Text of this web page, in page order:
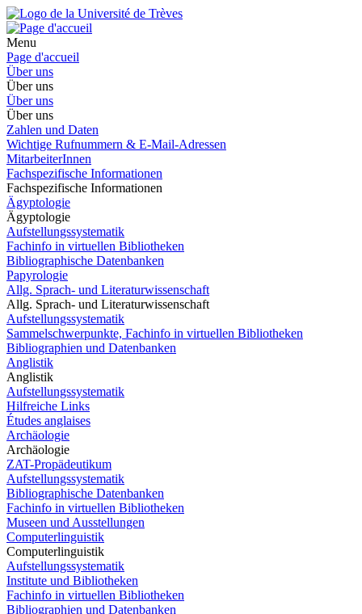
Menu
Page d'accueil
Über uns
Über uns
Über uns
Über uns
Zahlen und Daten
Wichtige Rufnummern & E-Mail-Adressen
MitarbeiterInnen
Fachspezifische Informationen
Fachspezifische Informationen
Ägyptologie
Ägyptologie
Aufstellungssystematik
Fachinfo in virtuellen Bibliotheken
Bibliographische Datenbanken
Papyrologie
Allg. Sprach- und Literaturwissenschaft
Allg. Sprach- und Literaturwissenschaft
Aufstellungssystematik
Sammelschwerpunkte, Fachinfo in virtuellen Bibliotheken
Bibliographien und Datenbanken
Anglistik
Anglistik
Aufstellungssystematik
Hilfreiche Links
Études anglaises
Archäologie
Archäologie
ZAT-Propädeutikum
Aufstellungssystematik
Bibliographische Datenbanken
Fachinfo in virtuellen Bibliotheken
Museen und Ausstellungen
Computerlinguistik
Computerlinguistik
Aufstellungssystematik
Institute und Bibliotheken
Fachinfo in virtuellen Bibliotheken
Bibliographien und Datenbanken